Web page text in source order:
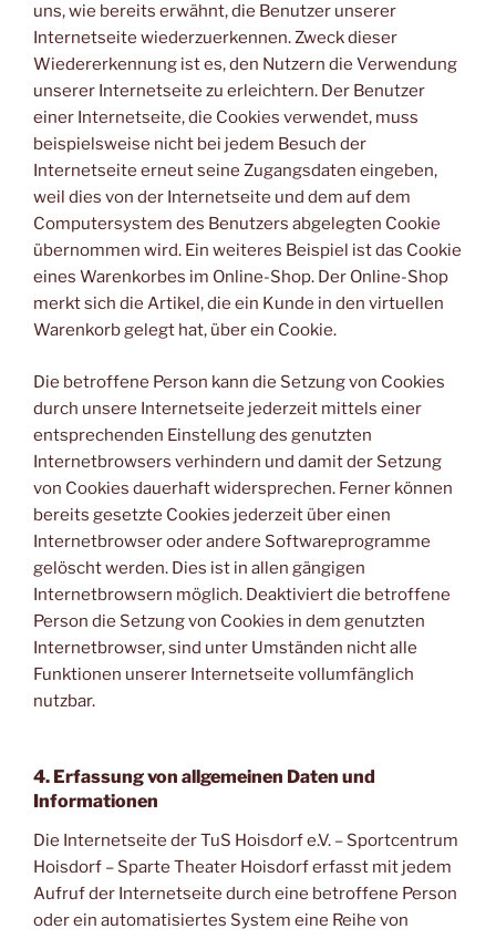
uns, wie bereits erwähnt, die Benutzer unserer
Internetseite wiederzuerkennen. Zweck dieser
Wiedererkennung ist es, den Nutzern die Verwendung
unserer Internetseite zu erleichtern. Der Benutzer
einer Internetseite, die Cookies verwendet, muss
beispielsweise nicht bei jedem Besuch der
Internetseite erneut seine Zugangsdaten eingeben,
weil dies von der Internetseite und dem auf dem
Computersystem des Benutzers abgelegten Cookie
übernommen wird. Ein weiteres Beispiel ist das Cookie
eines Warenkorbes im Online-Shop. Der Online-Shop
merkt sich die Artikel, die ein Kunde in den virtuellen
Warenkorb gelegt hat, über ein Cookie.
Die betroffene Person kann die Setzung von Cookies
durch unsere Internetseite jederzeit mittels einer
entsprechenden Einstellung des genutzten
Internetbrowsers verhindern und damit der Setzung
von Cookies dauerhaft widersprechen. Ferner können
bereits gesetzte Cookies jederzeit über einen
Internetbrowser oder andere Softwareprogramme
gelöscht werden. Dies ist in allen gängigen
Internetbrowsern möglich. Deaktiviert die betroffene
Person die Setzung von Cookies in dem genutzten
Internetbrowser, sind unter Umständen nicht alle
Funktionen unserer Internetseite vollumfänglich
nutzbar.
4. Erfassung von allgemeinen Daten und
Informationen
Die Internetseite der TuS Hoisdorf e.V. – Sportcentrum
Hoisdorf – Sparte Theater Hoisdorf erfasst mit jedem
Aufruf der Internetseite durch eine betroffene Person
oder ein automatisiertes System eine Reihe von